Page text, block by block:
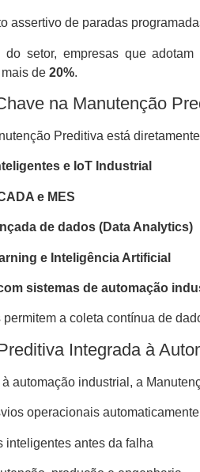
assertivo de paradas
do setor, empresas que
de 20%.
na Manutenção
Preditiva está
e IoT Industrial
e MES
de dados (Data Analytics)
e Inteligência Artificial
sistemas de automação
a coleta contínua de
Integrada à
automação industrial, a
operacionais automaticamente
inteligentes antes da falha